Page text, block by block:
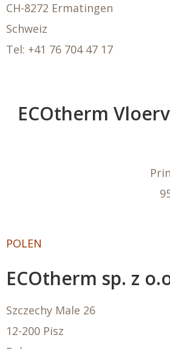
CH-8272 Ermatingen
Schweiz
Tel: +41 76 704 47 17
ECOtherm
POLEN
ECOtherm sp. z
Szczechy Male 26
12-200 Pisz